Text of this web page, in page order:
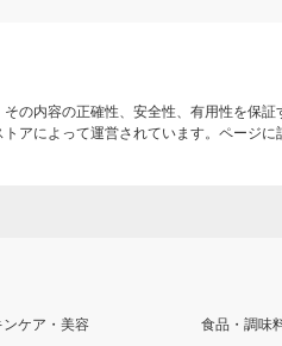
の内容の正確性、安全性、有用性を保証
アによって運営されています。ページ
ケア・美容 食品・調味